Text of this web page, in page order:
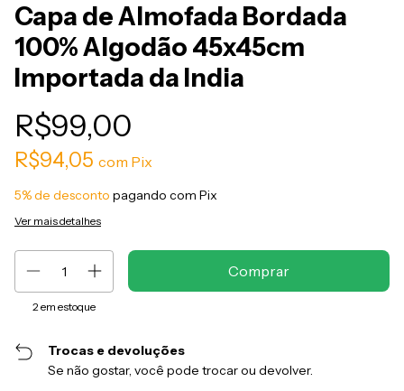
Capa de Almofada Bordada
100% Algodão 45x45cm
Importada da India
R$99,00
R$94,05 com Pix
5% de desconto pagando com Pix
Ver mais detalhes
2em estoque
Trocas e devoluções
Se não gostar, você pode trocar ou devolver.